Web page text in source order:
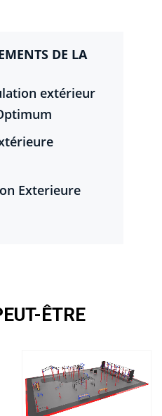
DE LA
extérieur
Exterieure
ÊTRE